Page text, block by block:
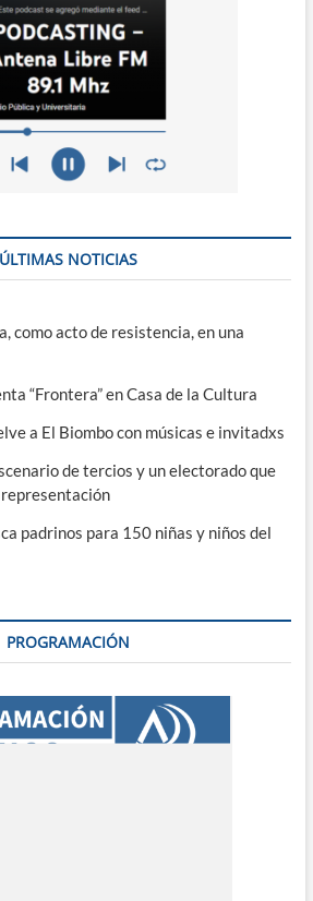
ÚLTIMAS NOTICIAS
como acto de resistencia, en una
“Frontera” en Casa de la Cultura
a El Biombo con músicas e invitadxs
de tercios y un electorado que
padrinos para 150 niñas y niños del
PROGRAMACIÓN